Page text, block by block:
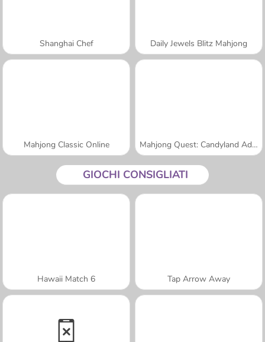
Shanghai Chef Daily Jewels Blitz Mahjong
Mahjong Classic Online Mahjong Quest: Candyland Adventures
GIOCHI CONSIGLIATI
Hawaii Match 6 Tap Arrow Away